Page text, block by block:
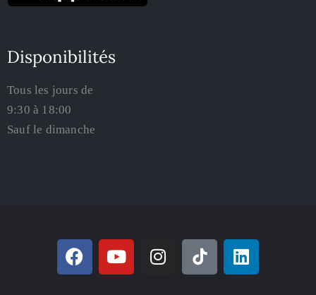
Disponibilités
Tous les jours de
9:30 à 18:00
Sauf le dimanche